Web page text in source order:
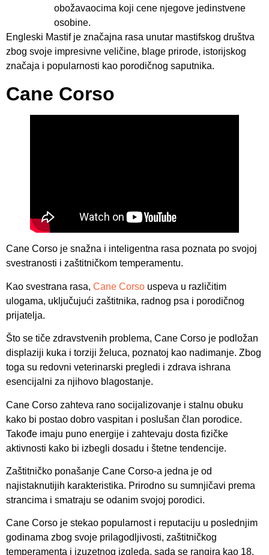
obožavaocima koji cene njegove jedinstvene
osobine.
Engleski Mastif je značajna rasa unutar mastifskog društva
zbog svoje impresivne veličine, blage prirode, istorijskog
značaja i popularnosti kao porodičnog saputnika.
Cane Corso
Cane Corso je snažna i inteligentna rasa poznata po svojoj
svestranosti i zaštitničkom temperamentu.
Kao svestrana rasa, Cane Corso uspeva u različitim
ulogama, uključujući zaštitnika, radnog psa i porodičnog
prijatelja.
Što se tiče zdravstvenih problema, Cane Corso je podložan
displaziji kuka i torziji želuca, poznatoj kao nadimanje. Zbog
toga su redovni veterinarski pregledi i zdrava ishrana
esencijalni za njihovo blagostanje.
Cane Corso zahteva rano socijalizovanje i stalnu obuku
kako bi postao dobro vaspitan i poslušan član porodice.
Takođe imaju puno energije i zahtevaju dosta fizičke
aktivnosti kako bi izbegli dosadu i štetne tendencije.
Zaštitničko ponašanje Cane Corso-a jedna je od
najistaknutijih karakteristika. Prirodno su sumnjičavi prema
strancima i smatraju se odanim svojoj porodici.
Cane Corso je stekao popularnost i reputaciju u poslednjim
godinama zbog svoje prilagodljivosti, zaštitničkog
temperamenta i izuzetnog izgleda, sada se rangira kao 18.